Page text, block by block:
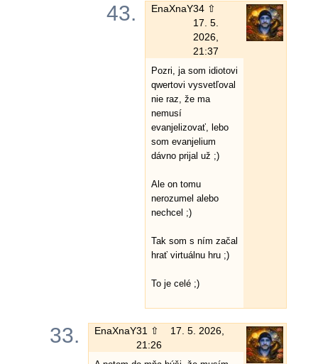
43. EnaXnaY34 ⇧
17. 5.
2026,
21:37
Pozri, ja som idiotovi
qwertovi vysvetľoval
nie raz, že ma
nemusí
evanjelizovať, lebo
som evanjelium
dávno prijal už ;)
Ale on tomu
nerozumel alebo
nechcel ;)
Tak som s ním začal
hrať virtuálnu hru ;)
To je celé ;)
33. EnaXnaY31 ⇧
17. 5. 2026,
21:26